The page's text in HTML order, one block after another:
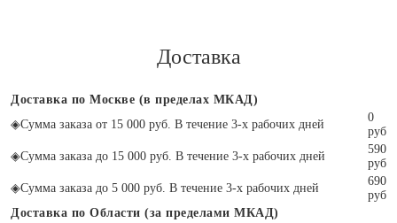
Доставка
Доставка по Москве (в пределах МКАД)
◈Сумма заказа от 15 000 руб. В течение 3-х рабочих дней
0
руб
◈Сумма заказа до 15 000 руб. В течение 3-х рабочих дней
590
руб
◈Сумма заказа до 5 000 руб. В течение 3-х рабочих дней
690
руб
Доставка по Области (за пределами МКАД)